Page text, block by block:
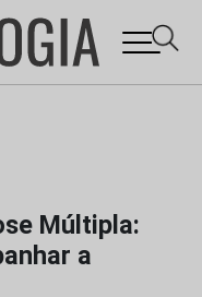
Múltipla:
a